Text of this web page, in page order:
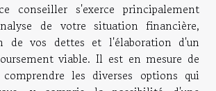
conseiller s'exerce principalement
de votre situation financière,
de vos dettes et l'élaboration d'un
viable. Il est en mesure de
les diverses options qui